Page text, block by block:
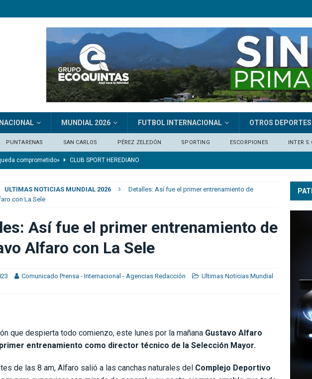
MUNDIAL 2026 FUTBOL INTERNACIONAL OTROS DEPORTES
PUNTARENAS SAN CARLOS PÉREZ ZELEDÓN SPORTING ESCORPIONES INTER
del extremo marfileño Yan Diomandé FÚTBOL INTERNACIONAL
ante Alianza
comprometido» CLUB SPORT HEREDIANO
ULTIMAS NOTICIAS MUNDIAL 2026
Detalles: Así fue el primer entrenamiento de
con La Sele
Así fue el primer entrenamiento de
Alfaro con La Sele
Comunicado Prensa - Internacional - Agencias Redacción
Ultimas Noticias Mundial
que despierta todo comienzo, este lunes por la mañana Gustavo Alfaro
entrenamiento como director técnico de la Selección Mayor.
de las 8 am, Alfaro salió a las canchas naturales del Complejo Deportivo